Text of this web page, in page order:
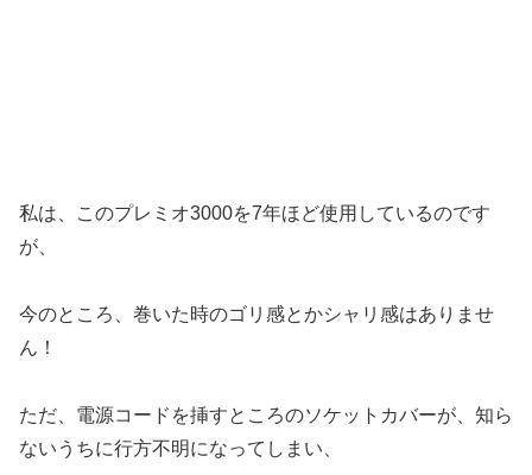
私は、このプレミオ3000を7年ほど使用しているのです
が、
今のところ、巻いた時のゴリ感とかシャリ感はありませ
ん！
ただ、電源コードを挿すところのソケットカバーが、知ら
ないうちに行方不明になってしまい、